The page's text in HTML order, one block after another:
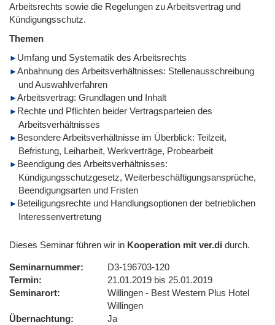
Arbeitsrechts sowie die Regelungen zu Arbeitsvertrag und
Kündigungsschutz.
Themen
Umfang und Systematik des Arbeitsrechts
Anbahnung des Arbeitsverhältnisses: Stellenausschreibung
und Auswahlverfahren
Arbeitsvertrag: Grundlagen und Inhalt
Rechte und Pflichten beider Vertragsparteien des
Arbeitsverhältnisses
Besondere Arbeitsverhältnisse im Überblick: Teilzeit,
Befristung, Leiharbeit, Werkverträge, Probearbeit
Beendigung des Arbeitsverhältnisses:
Kündigungsschutzgesetz, Weiterbeschäftigungsansprüche,
Beendigungsarten und Fristen
Beteiligungsrechte und Handlungsoptionen der betrieblichen
Interessenvertretung
Dieses Seminar führen wir in Kooperation mit ver.di durch.
Seminarnummer
D3-196703-120
Termin
21.01.2019 bis 25.01.2019
Seminarort
Willingen - Best Western Plus Hotel
Willingen
Übernachtung
Ja